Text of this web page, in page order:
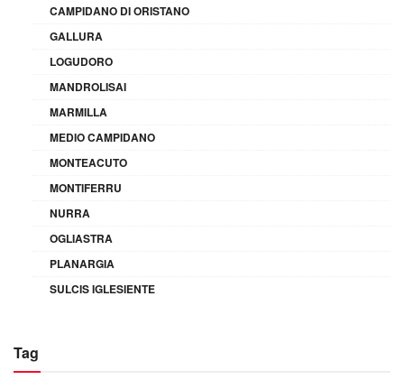
CAMPIDANO DI ORISTANO
GALLURA
LOGUDORO
MANDROLISAI
MARMILLA
MEDIO CAMPIDANO
MONTEACUTO
MONTIFERRU
NURRA
OGLIASTRA
PLANARGIA
SULCIS IGLESIENTE
Tag